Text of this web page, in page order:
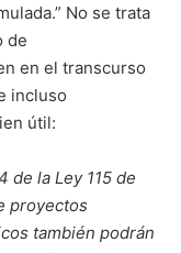
No se trata
de
en el transcurso
incluso
útil:
de la Ley 115 de
proyectos
también podrán